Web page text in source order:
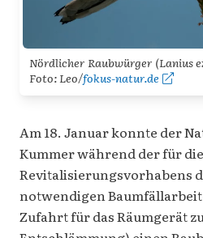
Nördlicher Raubwürger (Lanius
Foto: Leo/fokus-natur.de
Am 18. Januar konnte der
Kummer während der für
Revitalisierungsvorhabens
notwendigen
Zufahrt für das Räumgerät